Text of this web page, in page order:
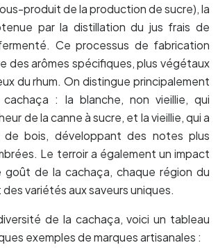
produit de la production de sucre), la
par la distillation du jus frais de
Ce processus de fabrication
des arômes spécifiques, plus végétaux
du rhum. On distingue principalement
: la blanche, non vieillie, qui
de la canne à sucre, et la vieillie, qui a
bois, développant des notes plus
Le terroir a également un impact
goût de la cachaça, chaque région du
variétés aux saveurs uniques.
de la cachaça, voici un tableau
exemples de marques artisanales :